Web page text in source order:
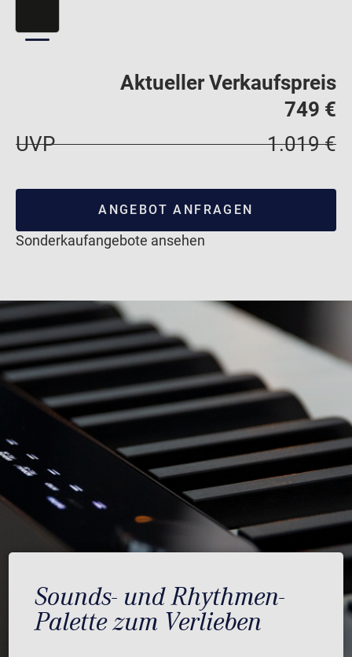
Aktueller Verkaufspreis
749 €
UVP
1.019 €
ANGEBOT ANFRAGEN
Sonderkaufangebote ansehen
Sounds- und Rhythmen-
Palette zum Verlieben